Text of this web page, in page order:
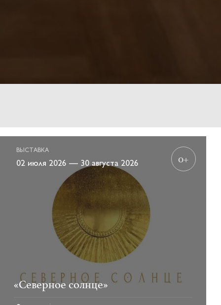
ВЫСТАВКА
02 июля 2026 — 30 августа 2026 0+
«Северное солнце»